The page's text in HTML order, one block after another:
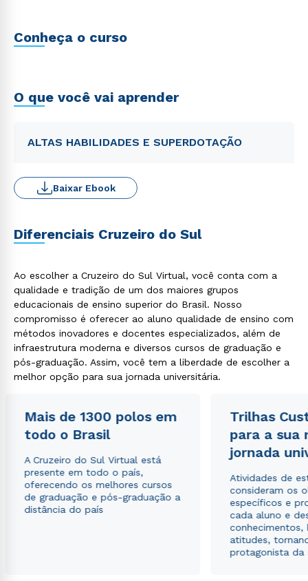
Conheça o curso
O que você vai aprender
ALTAS HABILIDADES E SUPERDOTAÇÃO
Baixar Ebook
Diferenciais Cruzeiro do Sul
Ao escolher a Cruzeiro do Sul Virtual, você conta com a
qualidade e tradição de um dos maiores grupos
educacionais de ensino superior do Brasil. Nosso
compromisso é oferecer ao aluno qualidade de ensino com
métodos inovadores e docentes especializados, além de
infraestrutura moderna e diversos cursos de graduação e
pós-graduação. Assim, você tem a liberdade de escolher a
melhor opção para sua jornada universitária.
Mais de 1300 polos em
todo o Brasil
A Cruzeiro do Sul Virtual está
presente em todo o país,
oferecendo os melhores cursos
de graduação e pós-graduação a
distância do país
Trilhas
para a sua
jornada
Atividades de
consideram os
específicos e
cada aluno e
conhecimentos,
atitudes,
protagonista da